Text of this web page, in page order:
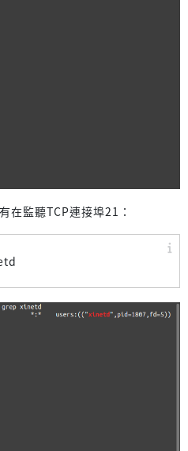
監聽TCP連接埠21：